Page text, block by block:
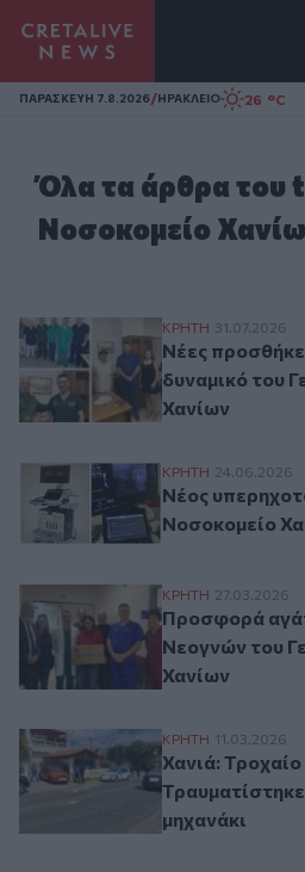
Homepage
ΠΑΡΑΣΚΕΥΗ 7.8.2026/ΗΡΑΚΛΕΙΟ 26 °C
Όλα τα άρθρα του
Νοσοκομείο
Νέες
ΚΡΗΤΗ 31.07.2026
Νέες
δυναμικό του
Χανίων
Νέος
ΚΡΗΤΗ 24.06.2026
Νέος
Νοσοκομείο
Προσφορά
ΚΡΗΤΗ 27.03.2026
Προσφορά
Νεογνών του
Χανίων
Χανιά: Τροχαίο
ΚΡΗΤΗ 11.03.2026
Χανιά:
Τραυματίστηκε
μηχανάκι